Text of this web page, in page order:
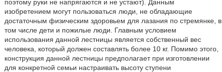
поэтому руки не напрягаются и не устают). Данным
изобретением могут пользоваться люди, не обладающие
достаточным физическим здоровьем для лазания по стремянке, в
том числе дети и пожилые люди. Главным условием
использования данной лестницы является собственный вес
человека, который должен составлять более 10 кг. Помимо этого,
конструкция данной лестницы предполагает при изготовлении
для конкретной семьи настраивать высоту ступени